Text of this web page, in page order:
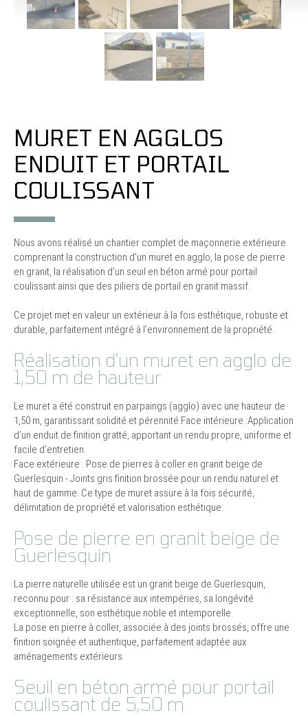
MURET EN AGGLOS
ENDUIT ET PORTAIL
COULISSANT
Nous avons réalisé un chantier complet de maçonnerie extérieure
comprenant la construction d’un muret en agglo, la pose de pierre
en granit, la réalisation d’un seuil en béton armé pour portail
coulissant ainsi que des piliers de portail en granit massif.
Ce projet met en valeur un extérieur à la fois esthétique, robuste et
durable, parfaitement intégré à l’environnement de la propriété.
Réalisation d’un muret en agglo de
1,50 m de hauteur
Le muret a été construit en parpaings (agglo) avec une hauteur de
1,50 m, garantissant solidité et pérennité.Face intérieure :Application
d’un enduit de finition gratté, apportant un rendu propre, uniforme et
facile d’entretien.
Face extérieure : Pose de pierres à coller en granit beige de
Guerlesquin - Joints gris finition brossée pour un rendu naturel et
haut de gamme. Ce type de muret assure à la fois sécurité,
délimitation de propriété et valorisation esthétique.
Pose de pierre en granit beige de
Guerlesquin
La pierre naturelle utilisée est un granit beige de Guerlesquin,
reconnu pour : sa résistance aux intempéries, sa longévité
exceptionnelle, son esthétique noble et intemporelle.
La pose en pierre à coller, associée à des joints brossés, offre une
finition soignée et authentique, parfaitement adaptée aux
aménagements extérieurs.
Seuil en béton armé pour portail
coulissant de 5,50 m